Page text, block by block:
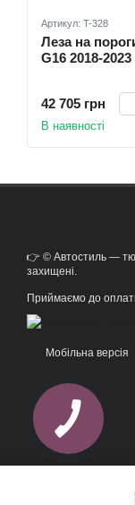
Артикул: T-328
Леза на
G16 2018-
42 705 грн
В наявності
👉 © Автостиль —
захищені.
Приймаємо до
Мобільна версія